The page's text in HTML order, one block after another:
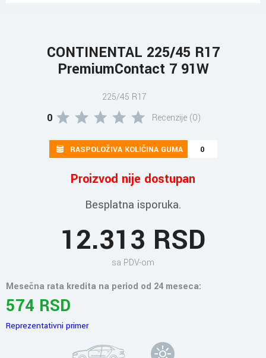
CONTINENTAL 225/45 R17
PremiumContact 7 91W
225/45 R17
0 Recenzije (0)
RASPOLOŽIVA KOLIČINA GUMA 0
Proizvod nije dostupan
Besplatna isporuka.
12.313 RSD
sa PDV-om
Mesečna rata kredita na period od 24 meseca:
574 RSD
Reprezentativni primer